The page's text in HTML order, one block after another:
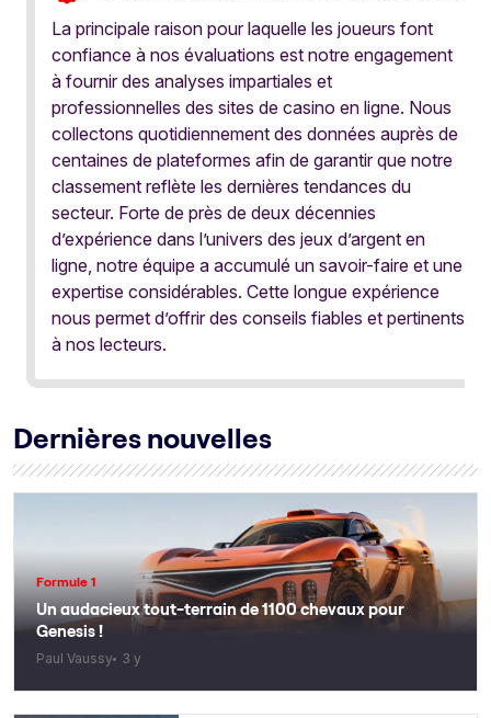
La principale raison pour laquelle les joueurs font
confiance à nos évaluations est notre engagement
à fournir des analyses impartiales et
professionnelles des sites de casino en ligne. Nous
collectons quotidiennement des données auprès de
centaines de plateformes afin de garantir que notre
classement reflète les dernières tendances du
secteur. Forte de près de deux décennies
d’expérience dans l’univers des jeux d’argent en
ligne, notre équipe a accumulé un savoir-faire et une
expertise considérables. Cette longue expérience
nous permet d’offrir des conseils fiables et pertinents
à nos lecteurs.
Dernières nouvelles
Formule 1
Un audacieux tout-terrain de 1100 chevaux pour
Genesis !
Paul Vaussy 3 y